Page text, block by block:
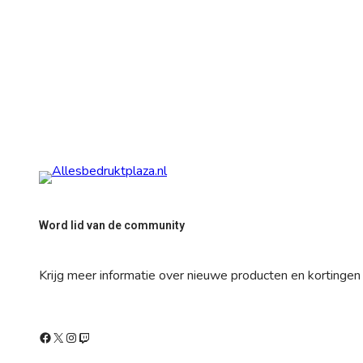
Word lid van de community
Krijg meer informatie over nieuwe producten en kortingen
Facebook X Instagram Twitch